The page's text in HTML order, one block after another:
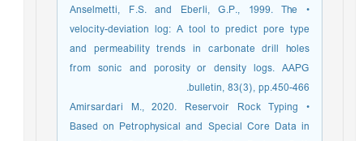
• Anselmetti, F.S. and Eberli, G.P., 1999. The
velocity-deviation log: A tool to predict pore type
and permeability trends in carbonate drill holes
from sonic and porosity or density logs. AAPG
bulletin, 83(3), pp.450-466.
• Amirsardari M., 2020. Reservoir Rock Typing
Based on Petrophysical and Special Core Data in